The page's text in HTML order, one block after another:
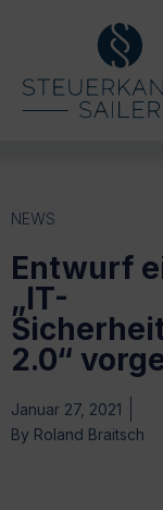
NEWS
Entwurf
„IT-
2.0“
Januar 27, 2021
By Roland Braitsch